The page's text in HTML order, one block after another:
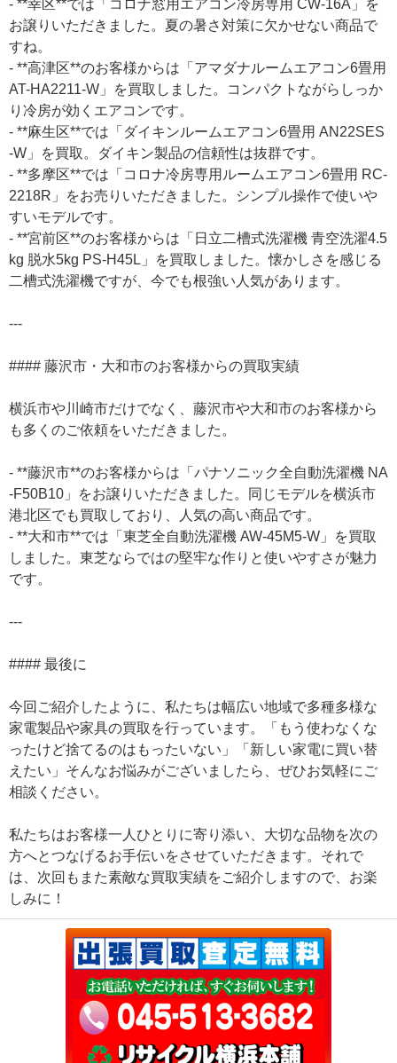
- **幸区**では「コロナ窓用エアコン冷房専用 CW-16A」を
お譲りいただきました。夏の暑さ対策に欠かせない商品で
すね。
- **高津区**のお客様からは「アマダナルームエアコン6畳用
AT-HA2211-W」を買取しました。コンパクトながらしっか
り冷房が効くエアコンです。
- **麻生区**では「ダイキンルームエアコン6畳用 AN22SES
-W」を買取。ダイキン製品の信頼性は抜群です。
- **多摩区**では「コロナ冷房専用ルームエアコン6畳用 RC-
2218R」をお売りいただきました。シンプル操作で使いや
すいモデルです。
- **宮前区**のお客様からは「日立二槽式洗濯機 青空洗濯4.5
kg 脱水5kg PS-H45L」を買取しました。懐かしさを感じる
二槽式洗濯機ですが、今でも根強い人気があります。
---
#### 藤沢市・大和市のお客様からの買取実績
横浜市や川崎市だけでなく、藤沢市や大和市のお客様から
も多くのご依頼をいただきました。
- **藤沢市**のお客様からは「パナソニック全自動洗濯機 NA
-F50B10」をお譲りいただきました。同じモデルを横浜市
港北区でも買取しており、人気の高い商品です。
- **大和市**では「東芝全自動洗濯機 AW-45M5-W」を買取
しました。東芝ならではの堅牢な作りと使いやすさが魅力
です。
---
#### 最後に
今回ご紹介したように、私たちは幅広い地域で多種多様な
家電製品や家具の買取を行っています。「もう使わなくな
ったけど捨てるのはもったいない」「新しい家電に買い替
えたい」そんなお悩みがございましたら、ぜひお気軽にご
相談ください。
私たちはお客様一人ひとりに寄り添い、大切な品物を次の
方へとつなげるお手伝いをさせていただきます。それで
は、次回もまた素敵な買取実績をご紹介しますので、お楽
しみに！